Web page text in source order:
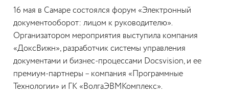
16 мая в Самаре состоялся форум «Электронный
документооборот: лицом к руководителю».
Организатором мероприятия выступила компания
«ДоксВижн», разработчик системы управления
документами и бизнес-процессами Docsvision, и ее
премиум-партнеры – компания «Программные
Технологии» и ГК «ВолгаЭВМКомплекс».